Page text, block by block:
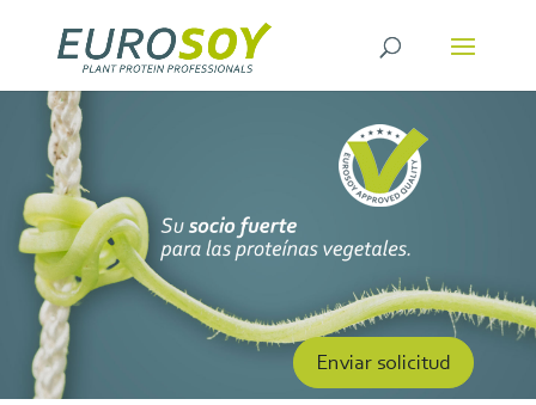
Enviar solicitud